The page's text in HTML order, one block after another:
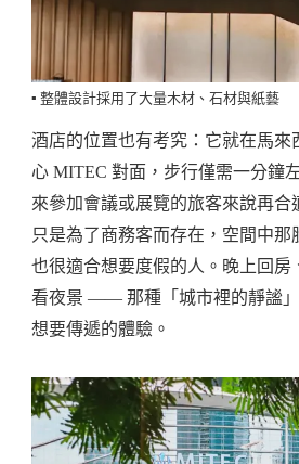
▪️ 整體設計採用了大量木材、石材與紙藝
酒店的位置也有考究：它就在馬來
心 MITEC 對面，步行僅需一分鐘
來參加會議或展覽的旅客來說再合
只是為了商務客而存在，空間中那
也很適合想要度假的人。晚上回房
看夜景 —— 那種「城市裡的靜謐」
想要傳遞的體驗。